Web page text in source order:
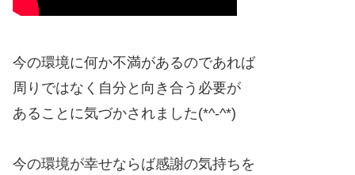
今の環境に何か不満があるのであれば
周りではなく自分と向き合う必要が
あることに気づかされました(*^-^*)
今の環境が幸せならば感謝の気持ちを